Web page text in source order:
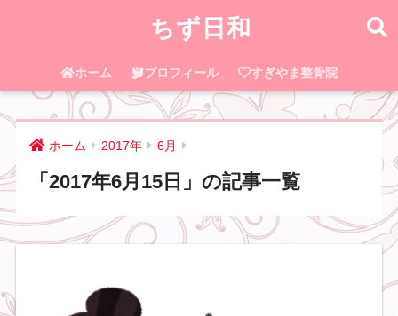
ちず日和
ホーム プロフィール すぎやま整骨院
ホーム 2017年 6月
「2017年6月15日」の記事一覧